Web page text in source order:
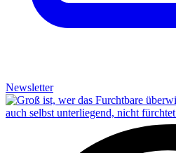
Newsletter